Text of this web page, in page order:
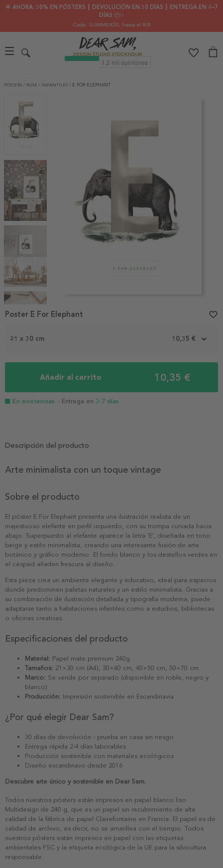
🌟 AHORA: 30% EN PÓSTERS ┃ DEVOLUCIÓN EN 30 DÍAS ┃ ENTREGA EN 2–7
DÍAS 📦✨
Code: SUMMER30, hasta el 8/8
PÓSTERS / RUM / INFANTILES / E FOR ELEPHANT
1
21 x 30 cm 10,35 €
Añadir al carrito 10,35 €
En existencias - Entrega en 3-7 días
Poster E For Elephant favorite_border
Descripción del producto
Arte minimalista con un toque vintage
Sobre el producto
El póster E For Elephant presenta una ilustración realista de un
majestuoso elefante en perfil izquierdo, con su trompa curvada hacia
abajo. Superpuesto al elefante aparece la letra 'E', diseñada en tono
beige y estilo minimalista, creando una interesante fusión de arte
botánico y gráfico moderno. El fondo blanco y los destellos verdes en
el césped añaden frescura al diseño.
Esta pieza crea un ambiente elegante y educativo, ideal para espacios
donde predominen paletas naturales y un estilo minimalista. Gracias a
su combinación de ilustración detallada y tipografía moderna, puede
adaptarse tanto a habitaciones infantiles como a estudios, bibliotecas
o oficinas creativas.
Especificaciones del producto
Material: Papel mate premium 240g
Tamaños: 21×30 cm (A4), 30×40 cm, 40×50 cm, 50×70 cm
Marco: Se vende por separado (disponible en roble, negro y
blanco)
Producción: Impresión sostenible en Escandinavia
¿Por qué elegir Dear Sam?
30 días de devolución - prueba en casa sin riesgo
Entrega rápida 2-4 días laborables
Producción sostenible con materiales ecológicos
Diseño escandinavo desde 2016
Descubre arte único y sostenible en Dear Sam.
Todos nuestros pósters están impresos en papel blanco liso
Multidesign de 240 g, que es un papel sin recubrimiento de alta
calidad de la fábrica de papel Clairefontaine en Francia. El papel es de
calidad de archivo, es decir, no se amarillea con el tiempo. Todos
nuestros pósters están impresos en papel con las etiquetas
ambientales FSC y la etiqueta ecológica de la UE para la silvicultura
responsable.